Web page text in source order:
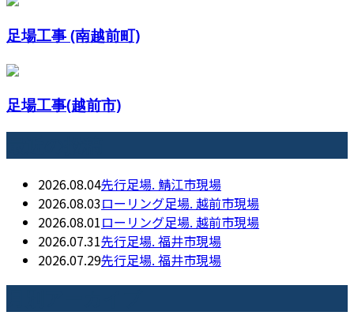
足場工事 (南越前町)
足場工事(越前市)
2026.08.04先行足場. 鯖江市現場
2026.08.03ローリング足場. 越前市現場
2026.08.01ローリング足場. 越前市現場
2026.07.31先行足場. 福井市現場
2026.07.29先行足場. 福井市現場